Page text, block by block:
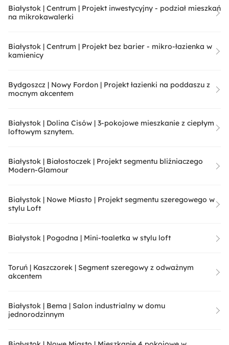
Białystok | Centrum | Projekt inwestycyjny - podział mieszkań
na mikrokawalerki
Białystok | Centrum | Projekt bez barier - mikro-łazienka w
kamienicy
Bydgoszcz | Nowy Fordon | Projekt łazienki na poddaszu z
mocnym akcentem
Białystok | Dolina Cisów | 3-pokojowe mieszkanie z ciepłym
loftowym sznytem.
Białystok | Białostoczek | Projekt segmentu bliźniaczego
Modern-Glamour
Białystok | Nowe Miasto | Projekt segmentu szeregowego w
stylu Loft
Białystok | Pogodna | Mini-toaletka w stylu loft
Toruń | Kaszczorek | Segment szeregowy z odważnym
akcentem
Białystok | Bema | Salon industrialny w domu
jednorodzinnym